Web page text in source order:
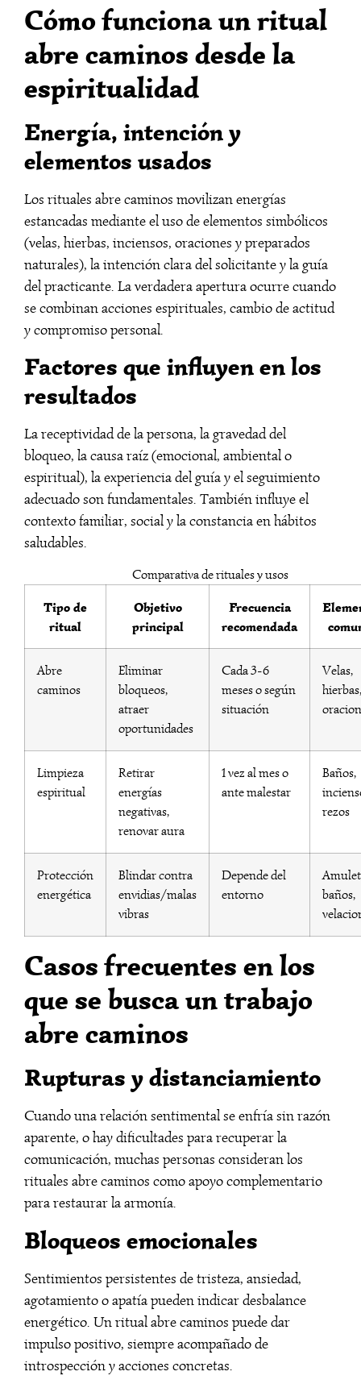
Cómo funciona un ritual
abre caminos desde la
espiritualidad
Energía, intención y
elementos usados
Los rituales abre caminos movilizan energías
estancadas mediante el uso de elementos simbólicos
(velas, hierbas, inciensos, oraciones y preparados
naturales), la intención clara del solicitante y la guía
del practicante. La verdadera apertura ocurre cuando
se combinan acciones espirituales, cambio de actitud
y compromiso personal.
Factores que influyen en los
resultados
La receptividad de la persona, la gravedad del
bloqueo, la causa raíz (emocional, ambiental o
espiritual), la experiencia del guía y el seguimiento
adecuado son fundamentales. También influye el
contexto familiar, social y la constancia en hábitos
saludables.
Comparativa de rituales y usos
Tipo de
ritual
Objetivo
principal
Frecuencia
recomendada
Abre
caminos
Eliminar
bloqueos,
atraer
oportunidades
Cada 3-6
meses o según
situación
Velas,
hierbas,
Limpieza
espiritual
Retirar
energías
negativas,
renovar aura
1 vez al mes o
ante malestar
Baños,
rezos
Protección
energética
Blindar contra
envidias/malas
vibras
Depende del
entorno
baños,
Casos frecuentes en los
que se busca un trabajo
abre caminos
Rupturas y distanciamiento
Cuando una relación sentimental se enfría sin razón
aparente, o hay dificultades para recuperar la
comunicación, muchas personas consideran los
rituales abre caminos como apoyo complementario
para restaurar la armonía.
Bloqueos emocionales
Sentimientos persistentes de tristeza, ansiedad,
agotamiento o apatía pueden indicar desbalance
energético. Un ritual abre caminos puede dar
impulso positivo, siempre acompañado de
introspección y acciones concretas.